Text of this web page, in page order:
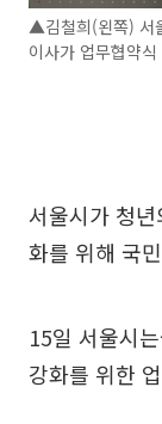
▲김철희(왼쪽) 서
이사가 업무협약
서울시가 청
화를 위해 국
15일 서울시
강화를 위한